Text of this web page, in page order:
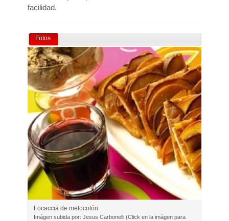
facilidad.
Fotos
Focaccia de melocotón
Imágen subida por: Jesus Carbonelli (Click en la imágen para